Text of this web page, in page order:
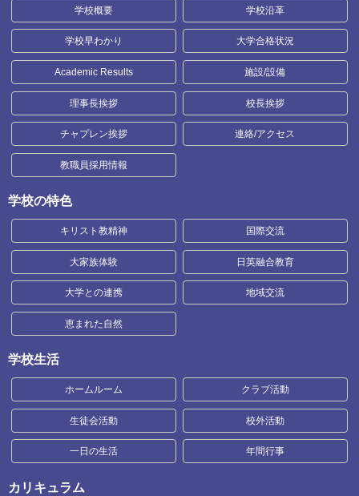
学校概要 学校沿革
学校早わかり 大学合格状況
Academic Results 施設/設備
理事長挨拶 校長挨拶
チャプレン挨拶 連絡/アクセス
教職員採用情報
学校の特色
キリスト教精神 国際交流
大家族体験 日英融合教育
大学との連携 地域交流
恵まれた自然
学校生活
ホームルーム クラブ活動
生徒会活動 校外活動
一日の生活 年間行事
カリキュラム